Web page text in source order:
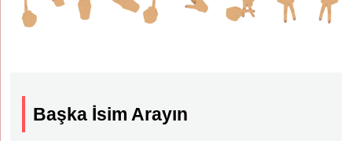
Başka İsim Arayın